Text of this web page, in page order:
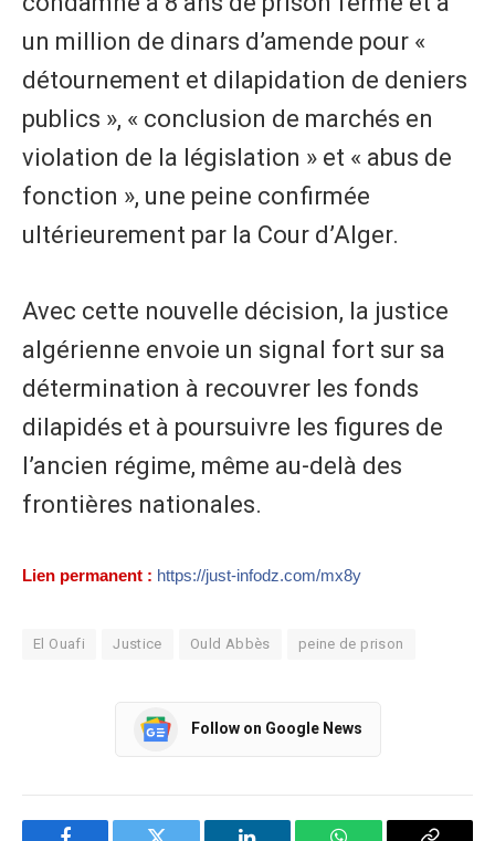
un million de dinars d’amende pour «
détournement et dilapidation de deniers
publics », « conclusion de marchés en
violation de la législation » et « abus de
fonction », une peine confirmée
ultérieurement par la Cour d’Alger.
Avec cette nouvelle décision, la justice
algérienne envoie un signal fort sur sa
détermination à recouvrer les fonds
dilapidés et à poursuivre les figures de
l’ancien régime, même au-delà des
frontières nationales.
Lien permanent : https://just-infodz.com/mx8y
El Ouafi Justice Ould Abbès peine de prison
Follow on Google News